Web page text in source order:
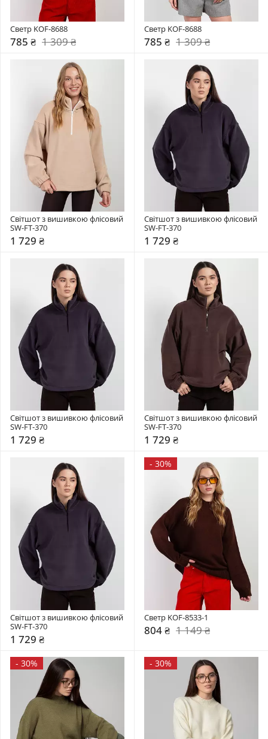
Светр KOF-8688
785 ₴ 1 309 ₴
Светр KOF-8688
785 ₴ 1 309 ₴
Світшот з вишивкою флісовий
SW-FT-370
1 729 ₴
Світшот з вишивкою флісовий
SW-FT-370
1 729 ₴
Світшот з вишивкою флісовий
SW-FT-370
1 729 ₴
Світшот з вишивкою флісовий
SW-FT-370
1 729 ₴
Світшот з вишивкою флісовий
SW-FT-370
1 729 ₴
- 30%
Светр KOF-8533-1
804 ₴ 1 149 ₴
- 30% - 30%